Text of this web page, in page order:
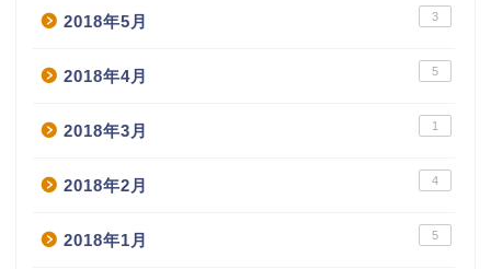
2018年5月 3
2018年4月 5
2018年3月 1
2018年2月 4
2018年1月 5